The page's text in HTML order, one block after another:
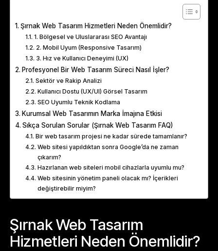
Şırnak Web Tasarım Hizmetleri Neden Önemlidir?
1. Bölgesel ve Uluslararası SEO Avantajı
2. Mobil Uyum (Responsive Tasarım)
3. Hız ve Kullanıcı Deneyimi (UX)
Profesyonel Bir Web Tasarım Süreci Nasıl İşler?
Sektör ve Rakip Analizi
Kullanıcı Dostu (UX/UI) Görsel Tasarım
SEO Uyumlu Teknik Kodlama
Kurumsal Web Tasarımın Marka İmajına Etkisi
Sıkça Sorulan Sorular (Şırnak Web Tasarım FAQ)
Bir web tasarım projesi ne kadar sürede tamamlanır?
Web sitesi yapıldıktan sonra Google’da ne zaman
çıkarım?
Hazırlanan web siteleri mobil cihazlarla uyumlu mu?
Web sitesinin yönetim paneli olacak mı? İçerikleri
değiştirebilir miyim?
Şırnak Web Tasarım
Hizmetleri Neden Önemlidir?